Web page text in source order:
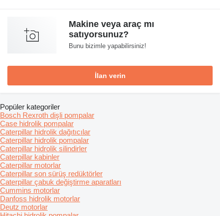
Makine veya araç mı
satıyorsunuz?
Bunu bizimle yapabilirsiniz!
İlan verin
Popüler kategoriler
Bosch Rexroth dişli pompalar
Case hidrolik pompalar
Caterpillar hidrolik dağıtıcılar
Caterpillar hidrolik pompalar
Caterpillar hidrolik silindirler
Caterpillar kabinler
Caterpillar motorlar
Caterpillar son sürüş redüktörler
Caterpillar çabuk değiştirme aparatları
Cummins motorlar
Danfoss hidrolik motorlar
Deutz motorlar